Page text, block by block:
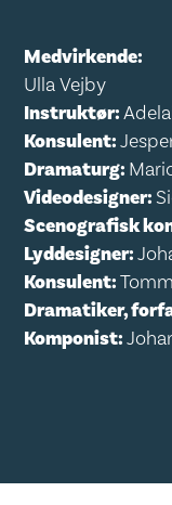
Medvirkende:
Ulla Vejby
Instruktør:
Konsulent:
Dramaturg:
Videodesigner:
Scenografisk
Lyddesigner:
Konsulent:
Dramatiker,
Komponist: